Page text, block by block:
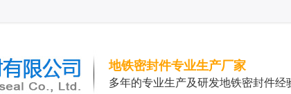
地铁密封件专业生产厂家
多年的专业生产及研发地铁密封件经